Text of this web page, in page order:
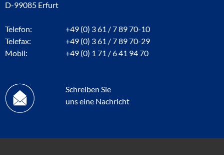
D-99085 Erfurt
Telefon:
+49 (0) 3 61 / 7 89 70-10
Telefax:
+49 (0) 3 61 / 7 89 70-29
Mobil:
+49 (0) 1 71 / 6 41 94 70
Schreiben Sie
uns eine Nachricht